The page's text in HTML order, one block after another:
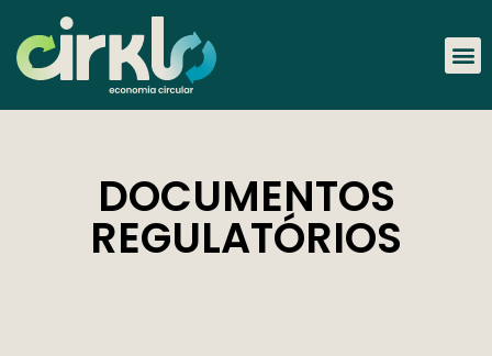
DOCUMENTOS
REGULATÓRIOS